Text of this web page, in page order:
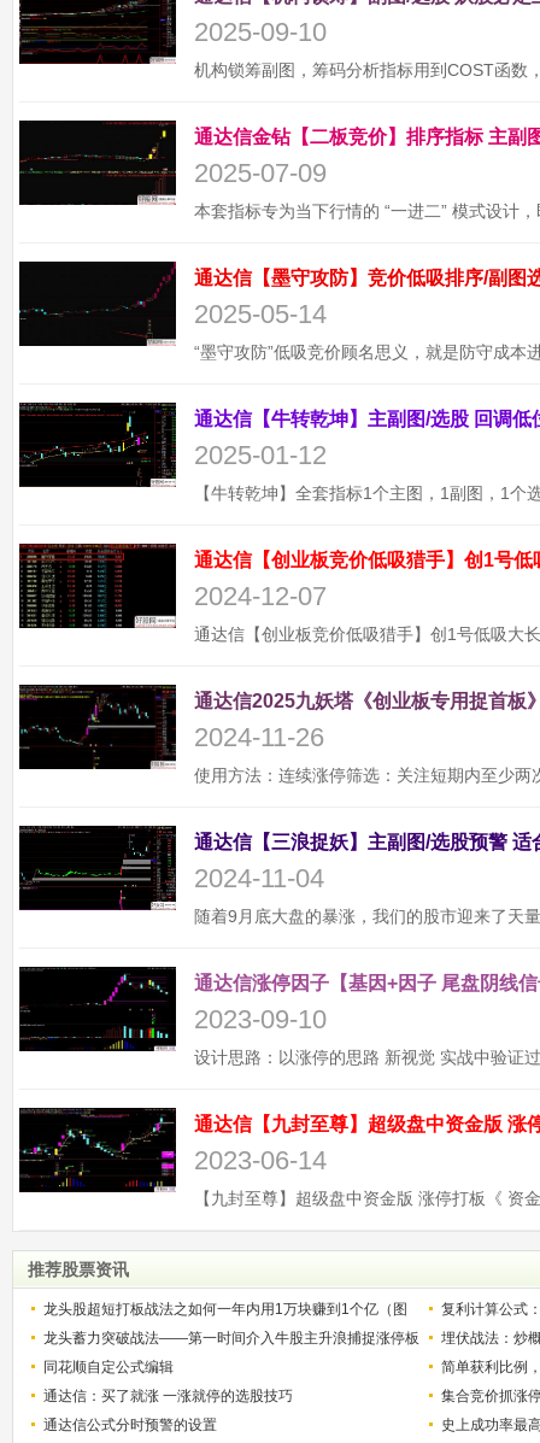
2025-09-10
2025-07-09
2025-05-14
2025-01-12
通达信【创业板竞价低吸猎手】创1号
2024-12-07
通达信2025九妖塔《创业板专用捉首板
2024-11-26
2024-11-04
通达信涨停因子【基因+因子 尾盘阴线
2023-09-10
2023-06-14
推荐股票资讯
龙头股超短打板战法之如何一年内用1万块赚到1个亿（图
解）
复利计算公式
少？
龙头蓄力突破战法——第一时间介入牛股主升浪捕捉涨停板
的技巧（图解）
埋伏战法：炒
同花顺自定公式编辑
简单获利比例
用
通达信：买了就涨 一涨就停的选股技巧
集合竞价抓涨
通达信公式分时预警的设置
史上成功率最